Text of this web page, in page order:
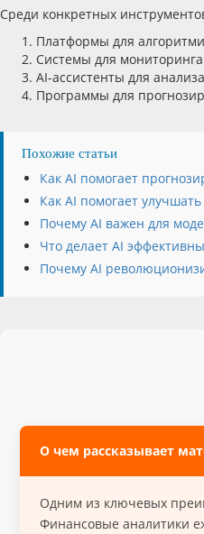
Среди конкретных
Платформы для
Системы для
AI-ассистенты для
Программы для
Похожие статьи
Как AI помогает
Как AI помогает
Почему AI важен для
Что делает AI
Почему AI
О чем рассказывает
Одним из ключевых
Финансовые аналитики